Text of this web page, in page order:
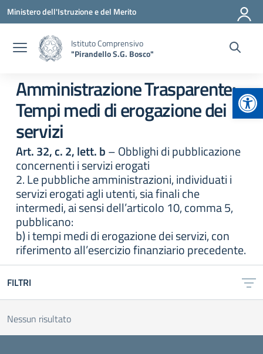
Vai ai contenuti
Vai al menu di navigazione
Vai al footer
Ministero dell'Istruzione e del Merito
Istituto Comprensivo
"Pirandello S.G. Bosco"
Amministrazione Trasparente:
Tempi medi di erogazione dei
servizi
Art. 32, c. 2, lett. b– Obblighi di pubblicazione
concernenti i servizi erogati
2. Le pubbliche amministrazioni, individuati i
servizi erogati agli utenti, sia finali che
intermedi, ai sensi dell’articolo 10, comma 5,
pubblicano:
b) i tempi medi di erogazione dei servizi, con
riferimento all’esercizio finanziario precedente.
FILTRI
Nessun risultato